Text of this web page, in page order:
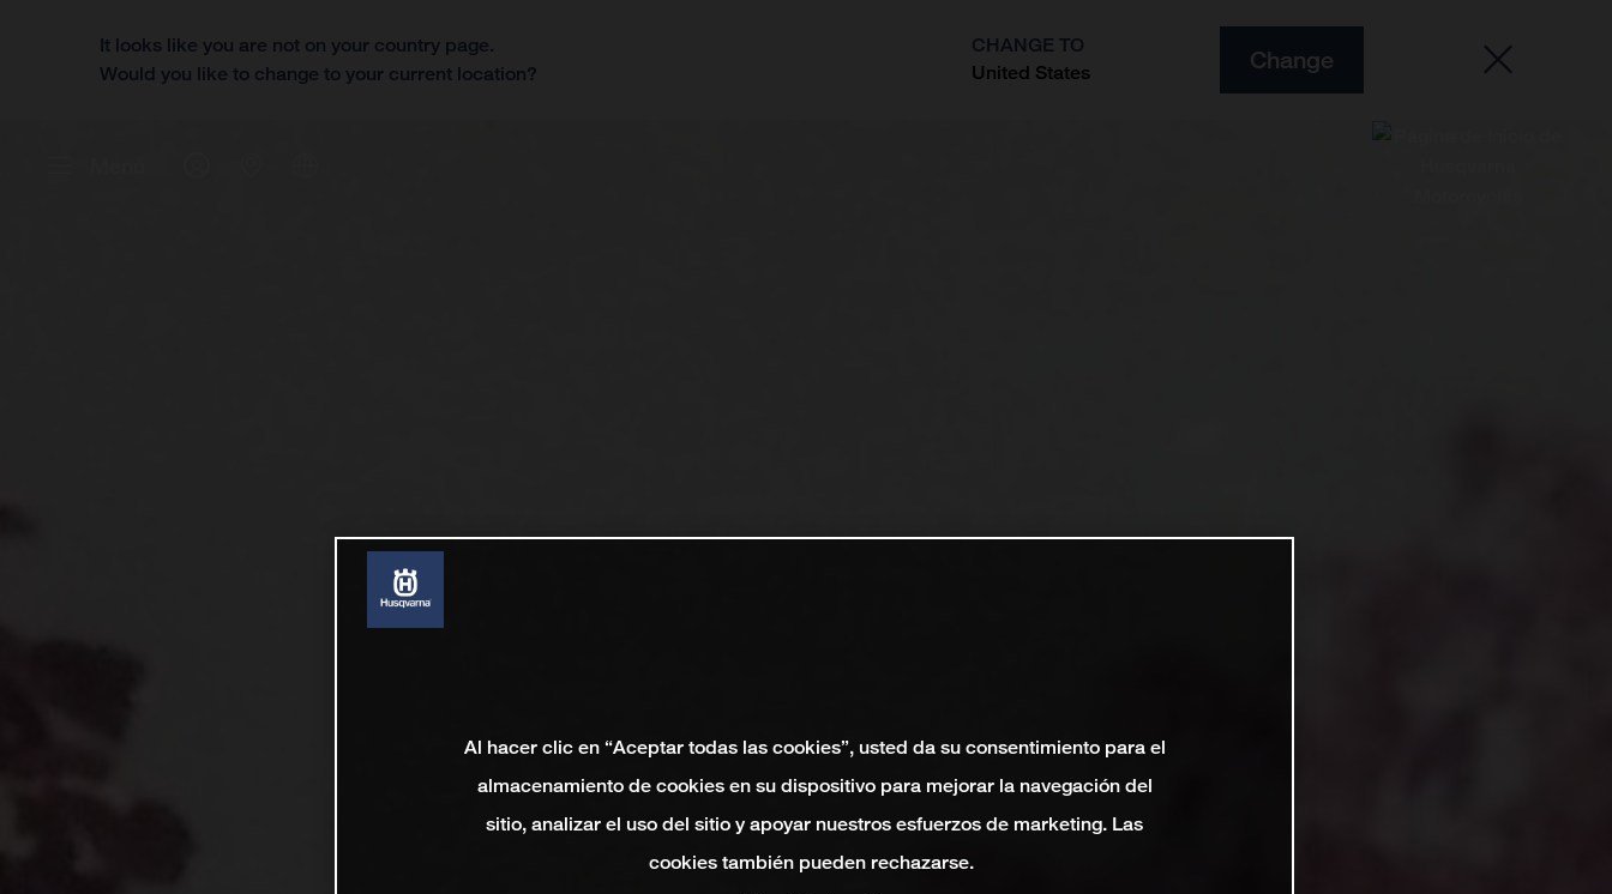
It looks like you are not on your country page.
Would you like to change to your current location?
CHANGE TO
United States
Change
Al hacer clic en “Aceptar todas las cookies”, usted da su consentimiento para el
almacenamiento de cookies en su dispositivo para mejorar la navegación del
sitio, analizar el uso del sitio y apoyar nuestros esfuerzos de marketing. Las
cookies también pueden rechazarse.